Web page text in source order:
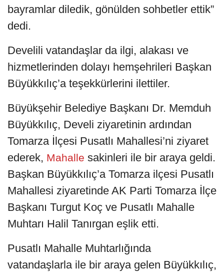
bayramlar diledik, gönülden sohbetler ettik”
dedi.
Develili vatandaşlar da ilgi, alakası ve
hizmetlerinden dolayı hemşehrileri Başkan
Büyükkılıç’a teşekkürlerini ilettiler.
Büyükşehir Belediye Başkanı Dr. Memduh
Büyükkılıç, Develi ziyaretinin ardından
Tomarza İlçesi Pusatlı Mahallesi’ni ziyaret
ederek, Mahalle sakinleri ile bir araya geldi.
Başkan Büyükkılıç’a Tomarza ilçesi Pusatlı
Mahallesi ziyaretinde AK Parti Tomarza İlçe
Başkanı Turgut Koç ve Pusatlı Mahalle
Muhtarı Halil Tanırgan eşlik etti.
Pusatlı Mahalle Muhtarlığında
vatandaşlarla ile bir araya gelen Büyükkılıç,